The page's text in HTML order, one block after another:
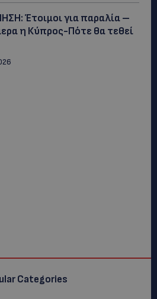
Έτοιμοι για παραλία –
η Κύπρος-Πότε θα τεθεί
Categories